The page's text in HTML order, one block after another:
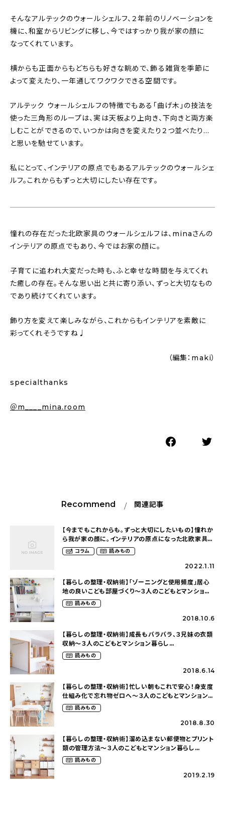
そんなアルテックのウォールシェルフ、２年前のリノベーションを
機に、和室からリビングに移し、今ではすっかり我が家の顔に
なってくれています。
横からも正面からもどちらも好きな眺めで、飾る雑貨を季節に
よって変えたり、一年通してワクワクできる空間です。
アルテック ウォールシェルフの特徴でもある「曲げ木」の技法を
使った三角形のループは、実は天板より上向き、下向きと両方楽
しむことができるので、いつかは向きを変えたり２つ並べたり…
と思いを馳せています。
私にとって、インテリアの原点でもあるアルテックのウォールシェ
ルフ。これからもずっと大切にしたい存在です。
憧れの存在だった北欧家具のウォールシェルフは、minaさんの
インテリアの原点でもあり、今ではお家の顔に。
子育てに追われ大変だった時も、ふと幸せな時間を与えてくれ
た癒しの存在。そんな思い出と共に寄り添い、ずっと大切なもの
であり続けてくれています。
飾り方を変えて楽しみながら、これからもインテリアを素敵に
彩ってくれそうですね♩
（編集：maki）
specialthanks
＠m____mina.room
Recommend 関連記事
【今までもこれからも。ずっと大切にしたいもの】憧れか
ら我が家の顔に。インテリアの原点になった北欧家具の
ウォールシェルフ（ m____mina.roomさん）
コラム 読みもの
2022.1.11
【暮らしの整理・収納術】「ゾーニングと使用頻度」居心
地の良いこども部屋づくり〜３人のこどもとマンション
暮らし（m____mina.roomさん）
読みもの
2018.10.6
【暮らしの整理・収納術】成長もバラバラ、３兄妹の衣類
収納〜３人のこどもとマンション暮らし
（m____mina.roomさん）
読みもの
2018.6.14
【暮らしの整理・収納術】忙しい朝もこれで安心！身支度
仕組み化で忘れ物ゼロへ〜３人のこどもとマンション暮
らし（m____mina.roomさん）
読みもの
2018.8.30
【暮らしの整理・収納術】溜め込まない郵便物とプリント
類の管理方法〜３人のこどもとマンション暮らし
（m____mina.roomさん）
読みもの
2019.2.19